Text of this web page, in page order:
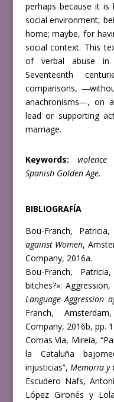
perhaps because it is
social environment,
home; maybe, for
social context. This
of verbal abuse in
Seventeenth
comparisons,
anachronisms―, on
lead or supporting
marriage.
Keywords: violence
Spanish Golden Age.
BIBLIOGRAFÍA
Bou-Franch, Patricia,
against Women,
Company, 2016a.
Bou-Franch,
bitches?»:
Language Aggression
Franch,
Company, 2016b, pp.
Comas Via, Mireia,
la Cataluña
injusticias”, Memoria y
Escudero Nafs,
López Gironés y